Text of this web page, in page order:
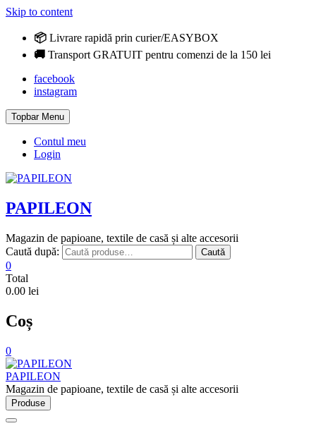
Skip to content
📦 Livrare rapidă prin curier/EASYBOX
🚚 Transport GRATUIT pentru comenzi de la 150 lei
facebook
instagram
Topbar Menu
Contul meu
Login
PAPILEON
Magazin de papioane, textile de casă și alte accesorii
Caută după:
Caută
0
Total
0.00 lei
Coș
0
PAPILEON
Magazin de papioane, textile de casă și alte accesorii
Produse